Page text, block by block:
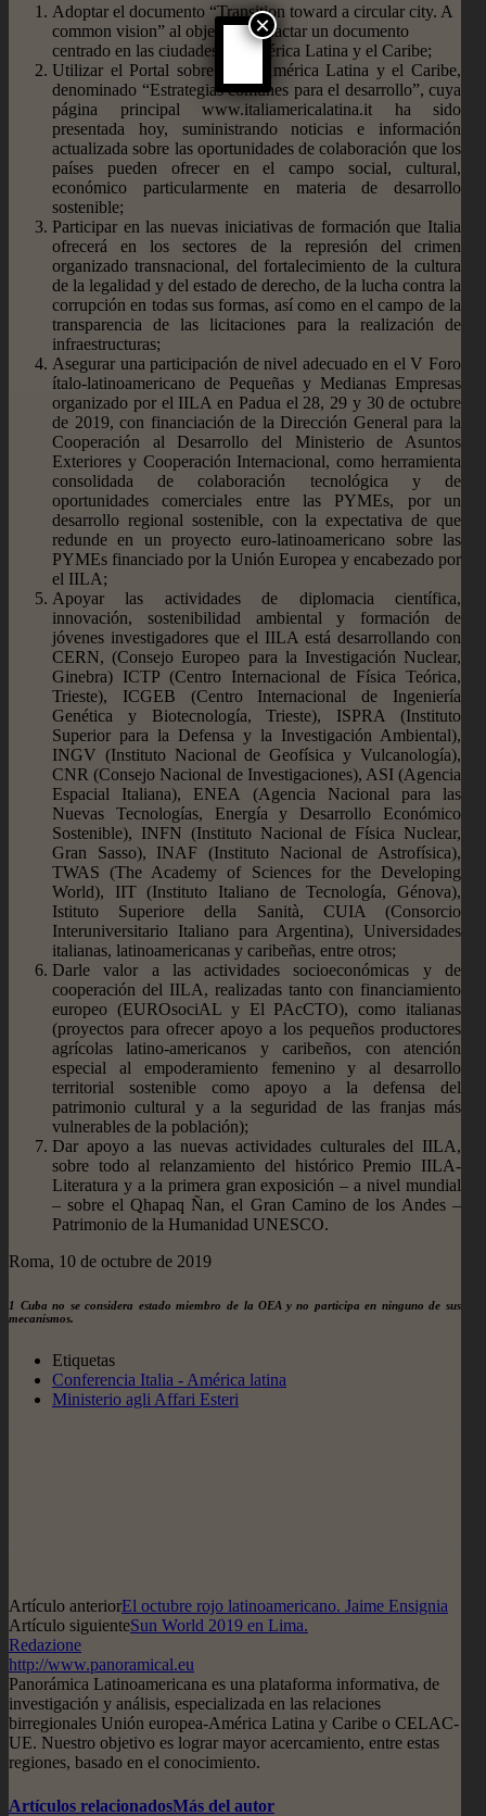
Adoptar el documento “Transition toward a circular city. A
common vision” al objeto de redactar un documento
centrado en las ciudades de América Latina y el Caribe;
Utilizar el Portal sobre Italia-América Latina y el Caribe,
denominado “Estrategias comunes para el desarrollo”, cuya
página principal www.italiamericalatina.it ha sido
presentada hoy, suministrando noticias e información
actualizada sobre las oportunidades de colaboración que los
países pueden ofrecer en el campo social, cultural,
económico particularmente en materia de desarrollo
sostenible;
Participar en las nuevas iniciativas de formación que Italia
ofrecerá en los sectores de la represión del crimen
organizado transnacional, del fortalecimiento de la cultura
de la legalidad y del estado de derecho, de la lucha contra la
corrupción en todas sus formas, así como en el campo de la
transparencia de las licitaciones para la realización de
infraestructuras;
Asegurar una participación de nivel adecuado en el V Foro
ítalo-latinoamericano de Pequeñas y Medianas Empresas
organizado por el IILA en Padua el 28, 29 y 30 de octubre
de 2019, con financiación de la Dirección General para la
Cooperación al Desarrollo del Ministerio de Asuntos
Exteriores y Cooperación Internacional, como herramienta
consolidada de colaboración tecnológica y de
oportunidades comerciales entre las PYMEs, por un
desarrollo regional sostenible, con la expectativa de que
redunde en un proyecto euro-latinoamericano sobre las
PYMEs financiado por la Unión Europea y encabezado por
el IILA;
Apoyar las actividades de diplomacia científica,
innovación, sostenibilidad ambiental y formación de
jóvenes investigadores que el IILA está desarrollando con
CERN, (Consejo Europeo para la Investigación Nuclear,
Ginebra) ICTP (Centro Internacional de Física Teórica,
Trieste), ICGEB (Centro Internacional de Ingeniería
Genética y Biotecnología, Trieste), ISPRA (Instituto
Superior para la Defensa y la Investigación Ambiental),
INGV (Instituto Nacional de Geofísica y Vulcanología),
CNR (Consejo Nacional de Investigaciones), ASI (Agencia
Espacial Italiana), ENEA (Agencia Nacional para las
Nuevas Tecnologías, Energía y Desarrollo Económico
Sostenible), INFN (Instituto Nacional de Física Nuclear,
Gran Sasso), INAF (Instituto Nacional de Astrofísica),
TWAS (The Academy of Sciences for the Developing
World), IIT (Instituto Italiano de Tecnología, Génova),
Istituto Superiore della Sanità, CUIA (Consorcio
Interuniversitario Italiano para Argentina), Universidades
italianas, latinoamericanas y caribeñas, entre otros;
Darle valor a las actividades socioeconómicas y de
cooperación del IILA, realizadas tanto con financiamiento
europeo (EUROsociAL y El PAcCTO), como italianas
(proyectos para ofrecer apoyo a los pequeños productores
agrícolas latino-americanos y caribeños, con atención
especial al empoderamiento femenino y al desarrollo
territorial sostenible como apoyo a la defensa del
patrimonio cultural y a la seguridad de las franjas más
vulnerables de la población);
Dar apoyo a las nuevas actividades culturales del IILA,
sobre todo al relanzamiento del histórico Premio IILA-
Literatura y a la primera gran exposición – a nivel mundial
– sobre el Qhapaq Ñan, el Gran Camino de los Andes –
Patrimonio de la Humanidad UNESCO.
Roma, 10 de octubre de 2019
1 Cuba no se considera estado miembro de la OEA y no participa en ninguno de sus
mecanismos.
Etiquetas
Conferencia Italia - América latina
Ministerio agli Affari Esteri
Artículo anteriorEl octubre rojo latinoamericano. Jaime Ensignia
Artículo siguienteSun World 2019 en Lima.
Redazione
http://www.panoramical.eu
Panorámica Latinoamericana es una plataforma informativa, de
investigación y análisis, especializada en las relaciones
birregionales Unión europea-América Latina y Caribe o CELAC-
UE. Nuestro objetivo es lograr mayor acercamiento, entre estas
regiones, basado en el conocimiento.
Artículos relacionadosMás del autor
×